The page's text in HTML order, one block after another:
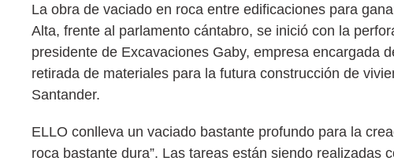
La obra de vaciado en roca entre edificaciones para
Alta, frente al parlamento cántabro, se inició con la
presidente de Excavaciones Gaby, empresa encargada
retirada de materiales para la futura construcción de
Santander.
ELLO conlleva un vaciado bastante profundo para la
roca bastante dura”. Las tareas están siendo realizadas